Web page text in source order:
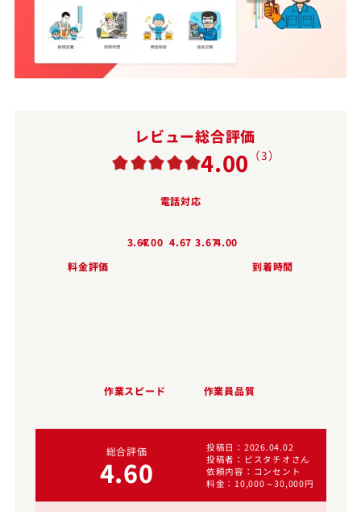
レビュー総合評価
4.00 （3）
電話対応
到着時間
作業員品質
作業スピード
料金評価
4.67 4.00
3.67
4.00
3.67
総合評価
4.60
投稿日
2026.04.02
投稿者
ピスタチオさん
依頼内容
コンセント
料金
10,000～30,000円